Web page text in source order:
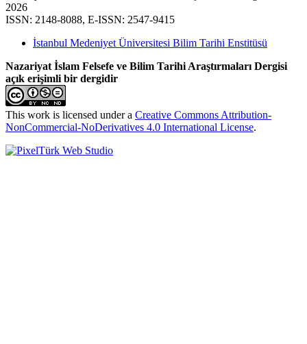
2026
ISSN: 2148-8088, E-ISSN: 2547-9415
İstanbul Medeniyet Üniversitesi Bilim Tarihi Enstitüsü
Nazariyat İslam Felsefe ve Bilim Tarihi Araştırmaları Dergisi
açık erişimli bir dergidir
This work is licensed under a Creative Commons Attribution-
NonCommercial-NoDerivatives 4.0 International License.